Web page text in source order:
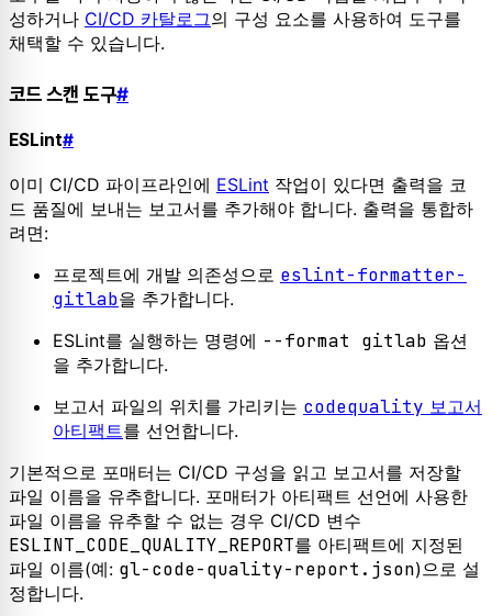
성하거나 CI/CD 카탈로그의 구성 요소를 사용하여 도구를
채택할 수 있습니다.
코드 스캔 도구#
ESLint#
이미 CI/CD 파이프라인에 ESLint 작업이 있다면 출력을 코
드 품질에 보내는 보고서를 추가해야 합니다. 출력을 통합하
려면:
프로젝트에 개발 의존성으로 eslint-formatter-
gitlab을 추가합니다.
ESLint를 실행하는 명령에 --format gitlab 옵션
을 추가합니다.
보고서 파일의 위치를 가리키는 codequality 보고서
아티팩트를 선언합니다.
기본적으로 포매터는 CI/CD 구성을 읽고 보고서를 저장할
파일 이름을 유추합니다. 포매터가 아티팩트 선언에 사용한
파일 이름을 유추할 수 없는 경우 CI/CD 변수
ESLINT_CODE_QUALITY_REPORT를 아티팩트에 지정된
파일 이름(예: gl-code-quality-report.json)으로 설
정합니다.